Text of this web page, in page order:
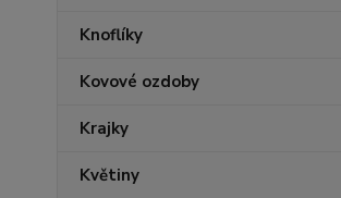
Knoflíky
Kovové ozdoby
Krajky
Květiny